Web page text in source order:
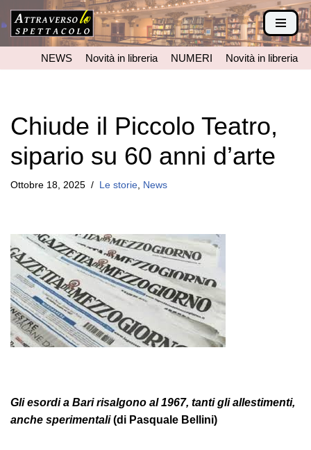
Vai
contenuto
NEWS Novità in libreria NUMERI Novità in libreria
Chiude il Piccolo Teatro,
sipario su 60 anni d’arte
Ottobre 18, 2025 Le storie News
Gli esordi a Bari risalgono al 1967, tanti gli allestimenti,
anche sperimentali(di Pasquale Bellini)